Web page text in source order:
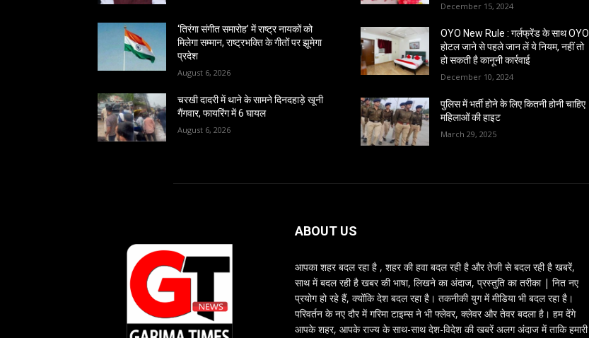
‘तिरंगा संगीत समारोह’ में राष्ट्र नायकों को
मिलेगा सम्मान, राष्ट्रभक्ति के गीतों पर झूमेगा
प्रदेश
August 6, 2026
चरखी दादरी में थाने के सामने दिनदहाड़े खूनी
गैंगवार, फायरिंग में 6 घायल
August 6, 2026
December 15, 2024
OYO New Rule : गर्लफ्रेंड के साथ OYO
होटल जाने से पहले जान लें ये नियम, नहीं तो
हो सकती है कानूनी कार्रवाई
December 10, 2024
पुलिस में भर्ती होने के लिए कितनी होनी चाहिए
महिलाओं की हाइट
March 29, 2025
ABOUT US
आपका शहर बदल रहा है , शहर की हवा बदल रही है और तेजी से बदल रही है खबरें,
साथ में बदल रही है खबर की भाषा, लिखने का अंदाज, प्रस्तुति का तरीका | नित नए
प्रयोग हो रहे हैं, क्योंकि देश बदल रहा है। तकनीकी युग में मीडिया भी बदल रहा है।
परिवर्तन के नए दौर में गरिमा टाइम्स ने भी फ्लेवर, क्लेवर और तेवर बदला है। हम देंगे
आपके शहर, आपके राज्य के साथ-साथ देश-विदेश की खबरें अलग अंदाज में ताकि हमारी